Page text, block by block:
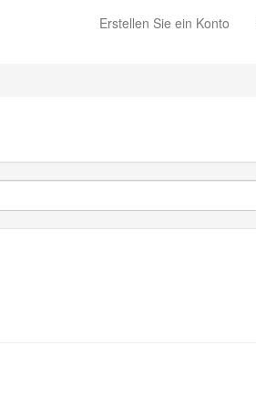
Erstellen Sie ein Konto